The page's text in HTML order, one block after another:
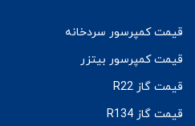
قیمت کمپرسور سردخانه
قیمت کمپرسور بیتزر
قیمت گاز R22
قیمت گاز R134